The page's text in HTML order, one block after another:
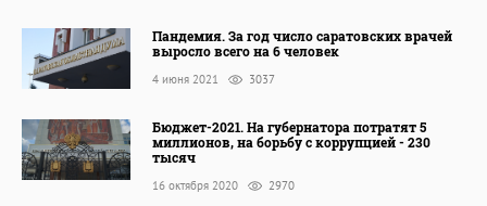
Пандемия. За год число саратовских врачей
выросло всего на 6 человек
4 июня 2021 3037
Бюджет-2021. На губернатора потратят 5
миллионов, на борьбу с коррупцией - 230
тысяч
16 октября 2020 2970